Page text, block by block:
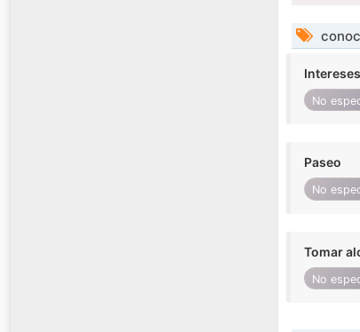
Intereses
No
Paseo
No
Tomar
No